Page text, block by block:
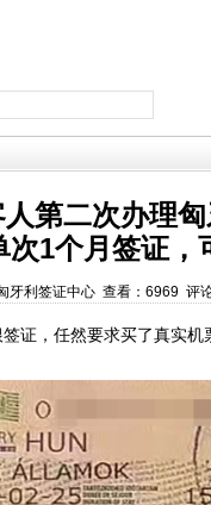
第二次办理
1个月签证，
牙利签证中心 查看：6969 评
证，任然要求买了真实机